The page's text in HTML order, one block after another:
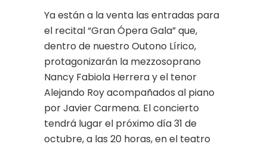
Ya están a la venta las entradas para
el recital “Gran Ópera Gala” que,
dentro de nuestro Outono Lírico,
protagonizarán la mezzosoprano
Nancy Fabiola Herrera y el tenor
Alejando Roy acompañados al piano
por Javier Carmena. El concierto
tendrá lugar el próximo día 31 de
octubre, a las 20 horas, en el teatro